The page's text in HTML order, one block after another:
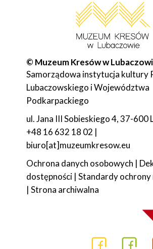
© Muzeum Kresów w
Samorządowa instytucja kultury
Lubaczowskiego i Województwa
Podkarpackiego
ul. Jana III Sobieskiego 4, 37-600
+48 16 632 18 02 |
biuro[at]muzeumkresow.eu
Ochrona danych osobowych |
dostępności | Standardy ochrony
| Strona archiwalna